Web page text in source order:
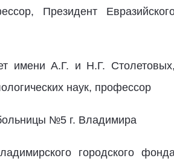
Президент
имени А.Г. и Н.Г. Столетовых,
наук, профессор
№5 г. Владимира
городского